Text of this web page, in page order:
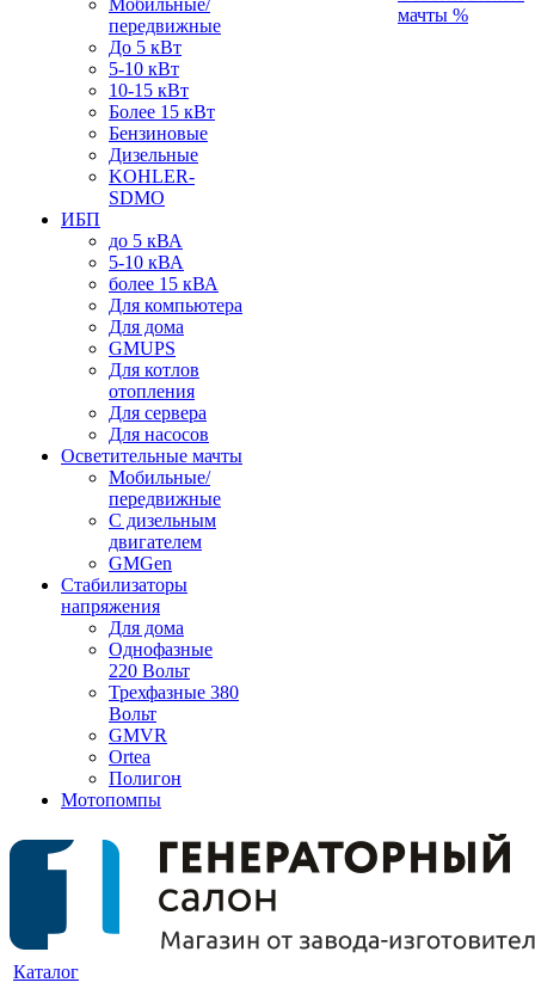
Мобильные/
передвижные
До 5 кВт
5-10 кВт
10-15 кВт
Более 15 кВт
Бензиновые
Дизельные
KOHLER-
SDMO
ИБП
до 5 кВА
5-10 кВА
более 15 кВА
Для компьютера
Для дома
GMUPS
Для котлов
отопления
Для сервера
Для насосов
Осветительные мачты
Мобильные/
передвижные
С дизельным
двигателем
GMGen
Стабилизаторы
напряжения
Для дома
Однофазные
220 Вольт
Трехфазные 380
Вольт
GMVR
Ortea
Полигон
Мотопомпы
мачты %
Каталог